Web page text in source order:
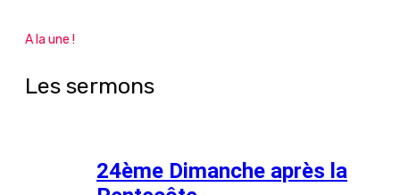
A la une !
Les sermons
24ème Dimanche après la